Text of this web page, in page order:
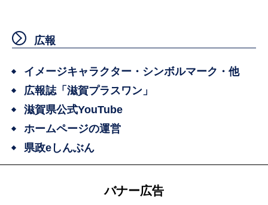
広報
イメージキャラクター・シンボルマーク・他
広報誌「滋賀プラスワン」
滋賀県公式YouTube
ホームページの運営
県政eしんぶん
バナー広告